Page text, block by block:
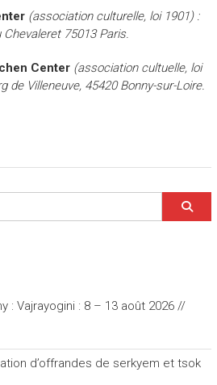
(association culturelle, loi 1901) :
Chevaleret 75013 Paris.
Center (association cultuelle, loi
de Villeneuve, 45420 Bonny-sur-Loire.
: Vajrayogini : 8 – 13 août 2026 //
d’offrandes de serkyem et tsok